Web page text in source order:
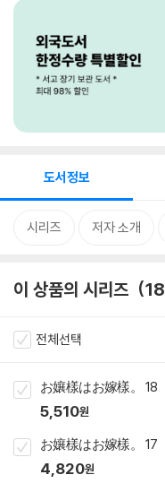
도서정보
시리즈 저자 소개
이 상품의 시리즈 18
전체선택
お孃樣はお嫁樣。 18
5,510원
お孃樣はお嫁樣。 17
4,820원